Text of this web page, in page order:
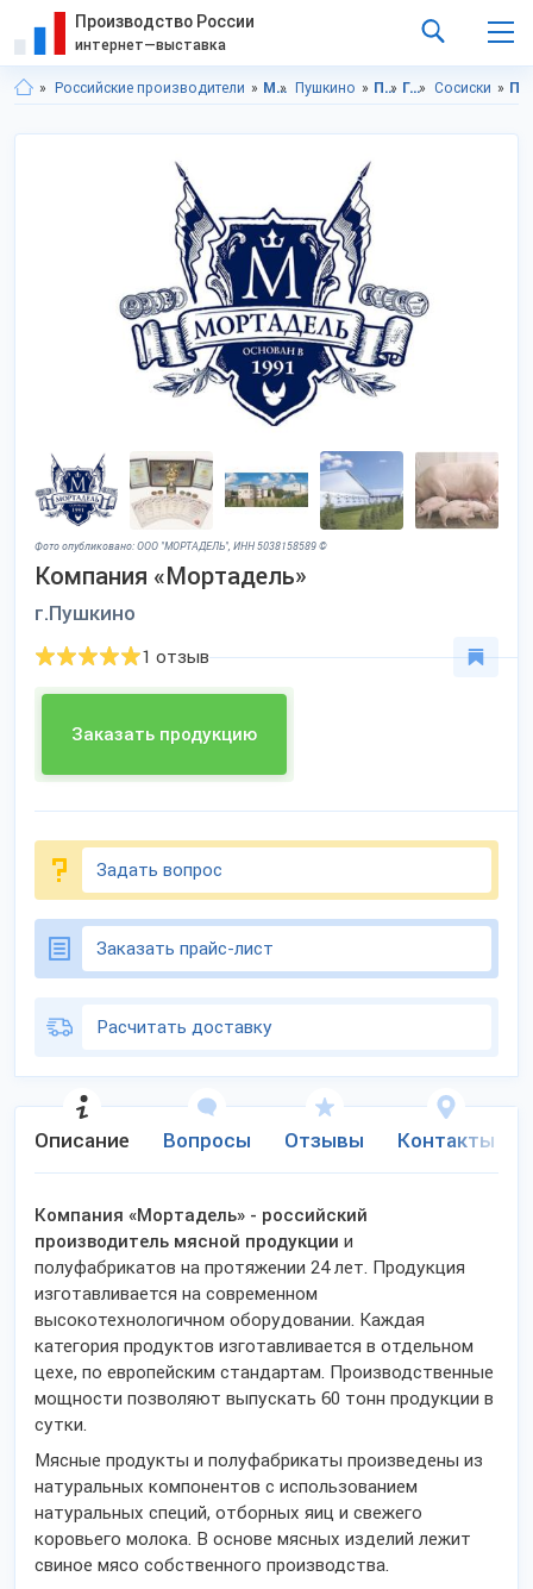
Производство России
интернет—выставка
Российские производители Московская область Пушкино Продукты питания Гастрономия Сосиски
Фото опубликовано: ООО "МОРТАДЕЛЬ", ИНН 5038158589 ©
Компания «Мортадель»
г.Пушкино
Заказать продукцию
1 отзыв
Задать вопрос
Заказать прайс-лист
Расчитать доставку
Описание Вопросы Отзывы Контакты
Компания «Мортадель» - российский
производитель мясной продукции и
полуфабрикатов на протяжении 24 лет. Продукция
изготавливается на современном
высокотехнологичном оборудовании. Каждая
категория продуктов изготавливается в отдельном
цехе, по европейским стандартам. Производственные
мощности позволяют выпускать 60 тонн продукции в
сутки.
Мясные продукты и полуфабрикаты произведены из
натуральных компонентов с использованием
натуральных специй, отборных яиц и свежего
коровьего молока. В основе мясных изделий лежит
свиное мясо собственного производства.